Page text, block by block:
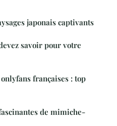
japonais captivants
savoir pour votre
françaises : top
de mimiche-